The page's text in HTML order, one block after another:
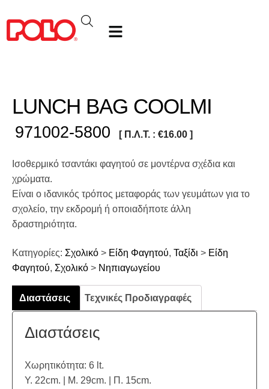
LUNCH BAG COOLMI
971002-5800 [ Π.Λ.Τ. : €16.00 ]
Ισοθερμικό τσαντάκι φαγητού σε μοντέρνα σχέδια και
χρώματα.
Είναι ο ιδανικός τρόπος μεταφοράς των γευμάτων για το
σχολείο, την εκδρομή ή οποιαδήποτε άλλη
δραστηριότητα.
Κατηγορίες: Σχολικό > Είδη Φαγητού, Ταξίδι > Είδη
Φαγητού, Σχολικό > Νηπιαγωγείου
Διαστάσεις Τεχνικές Προδιαγραφές
Διαστάσεις
Χωρητικότητα: 6 lt.
Υ. 22cm. | Μ. 29cm. | Π. 15cm.